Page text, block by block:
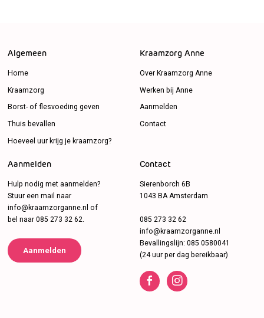
Algemeen
Home
Kraamzorg
Borst- of flesvoeding geven
Thuis bevallen
Hoeveel uur krijg je kraamzorg?
Kraamzorg Anne
Over Kraamzorg Anne
Werken bij Anne
Aanmelden
Contact
Aanmelden
Hulp nodig met aanmelden?
Stuur een mail naar
info@kraamzorganne.nl of
bel naar 085 273 32 62
Aanmelden
Contact
Sierenborch 6B
1043 BA Amsterdam
085 273 32 62
info@kraamzorganne.nl
Bevallingslijn: 085 0580041
(24 uur per dag bereikbaar)